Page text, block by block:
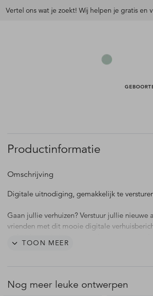
Vertel ons wat je zoekt! Wij helpen je gratis en
Productinformatie
Omschrijving
Digitale uitnodiging, gemakkelijk te
Gaan jullie verhuizen? Verstuur jullie nieuwe
vrienden met dit mooie digitale
verhuisdozen. Op de verhuisdoos zit een kat.
Bewerk je kaart direct in onze online editor
afbeeldingen. De bestelling wordt
TOON MEER
Nog meer leuke ontwerpen